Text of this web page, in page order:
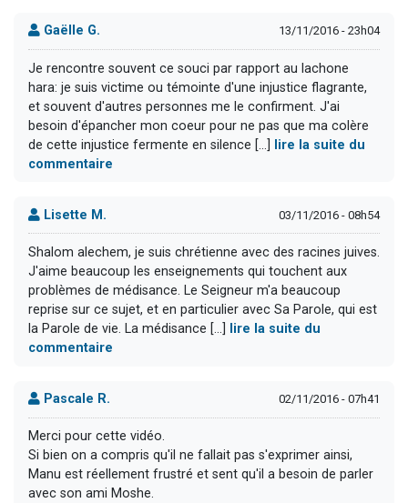
Gaëlle G. 13/11/2016 - 23h04
Je rencontre souvent ce souci par rapport au lachone
hara: je suis victime ou témointe d'une injustice flagrante,
et souvent d'autres personnes me le confirment. J'ai
besoin d'épancher mon coeur pour ne pas que ma colère
de cette injustice fermente en silence [...]
lire la suite du
commentaire
Lisette M. 03/11/2016 - 08h54
Shalom alechem, je suis chrétienne avec des racines juives.
J'aime beaucoup les enseignements qui touchent aux
problèmes de médisance. Le Seigneur m'a beaucoup
reprise sur ce sujet, et en particulier avec Sa Parole, qui est
la Parole de vie. La médisance [...]
lire la suite du
commentaire
Pascale R. 02/11/2016 - 07h41
Merci pour cette vidéo.
Si bien on a compris qu'il ne fallait pas s'exprimer ainsi,
Manu est réellement frustré et sent qu'il a besoin de parler
avec son ami Moshe.